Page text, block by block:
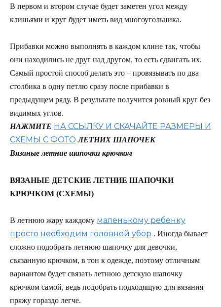
В первом и втором случае будет заметен угол между
клиньями и круг будет иметь вид многоугольника.
Прибавки можно выполнять в каждом клине так, чтобы
они находились не друг над другом, то есть сдвигать их.
Самый простой способ делать это – провязывать по два
столбика в одну петлю сразу после прибавки в
предыдущем ряду. В результате получится ровный круг без
видимых углов.
НАЖМИТЕ НА ССЫЛКУ И СКАЧАЙТЕ РАЗМЕРЫ И
СХЕМЫ С ФОТО ЛЕТНИХ ШАПОЧЕК
Вязаные летние шапочки крючком
ВЯЗАНЫЕ ДЕТСКИЕ ЛЕТНИЕ ШАПОЧКИ
КРЮЧКОМ (СХЕМЫ)
В летнюю жару каждому маленькому ребенку
просто необходим головной убор . Иногда бывает
сложно подобрать летнюю шапочку для девочки,
связанную крючком, в тон к одежде, поэтому отличным
вариантом будет связать летнюю детскую шапочку
крючком самой, ведь подобрать подходящую для вязания
пряжу гораздо легче.